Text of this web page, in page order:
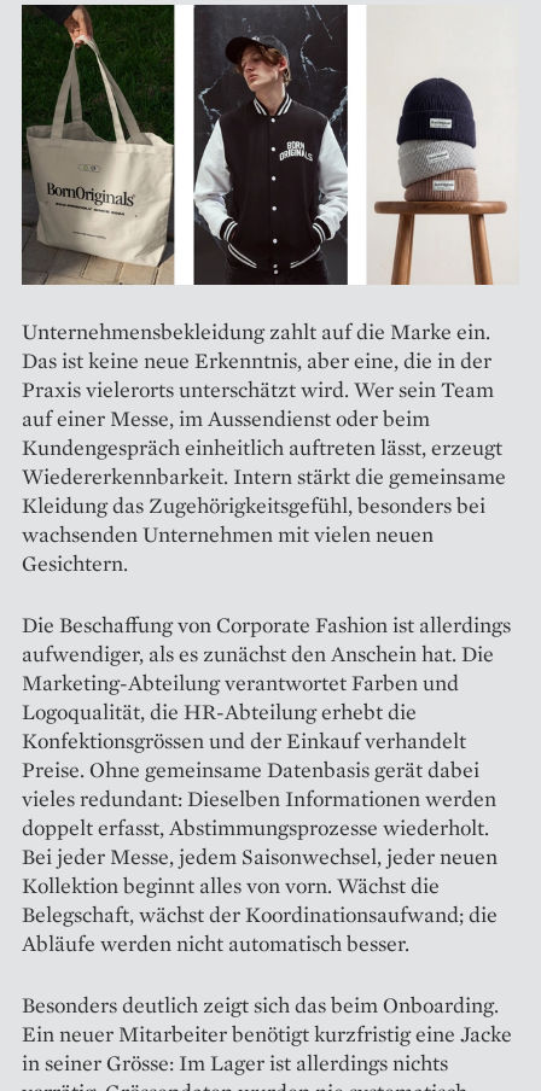
Unternehmensbekleidung zahlt auf die Marke ein.
Das ist keine neue Erkenntnis, aber eine, die in der
Praxis vielerorts unterschätzt wird. Wer sein Team
auf einer Messe, im Aussendienst oder beim
Kundengespräch einheitlich auftreten lässt, erzeugt
Wiedererkennbarkeit. Intern stärkt die gemeinsame
Kleidung das Zugehörigkeitsgefühl, besonders bei
wachsenden Unternehmen mit vielen neuen
Gesichtern.
Die Beschaffung von Corporate Fashion ist allerdings
aufwendiger, als es zunächst den Anschein hat. Die
Marketing-Abteilung verantwortet Farben und
Logoqualität, die HR-Abteilung erhebt die
Konfektionsgrössen und der Einkauf verhandelt
Preise. Ohne gemeinsame Datenbasis gerät dabei
vieles redundant: Dieselben Informationen werden
doppelt erfasst, Abstimmungsprozesse wiederholt.
Bei jeder Messe, jedem Saisonwechsel, jeder neuen
Kollektion beginnt alles von vorn. Wächst die
Belegschaft, wächst der Koordinationsaufwand; die
Abläufe werden nicht automatisch besser.
Besonders deutlich zeigt sich das beim Onboarding.
Ein neuer Mitarbeiter benötigt kurzfristig eine Jacke
in seiner Grösse: Im Lager ist allerdings nichts